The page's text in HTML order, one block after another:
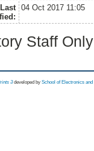
04 Oct 2017 11:05
Staff
3 developed by School of Electronics